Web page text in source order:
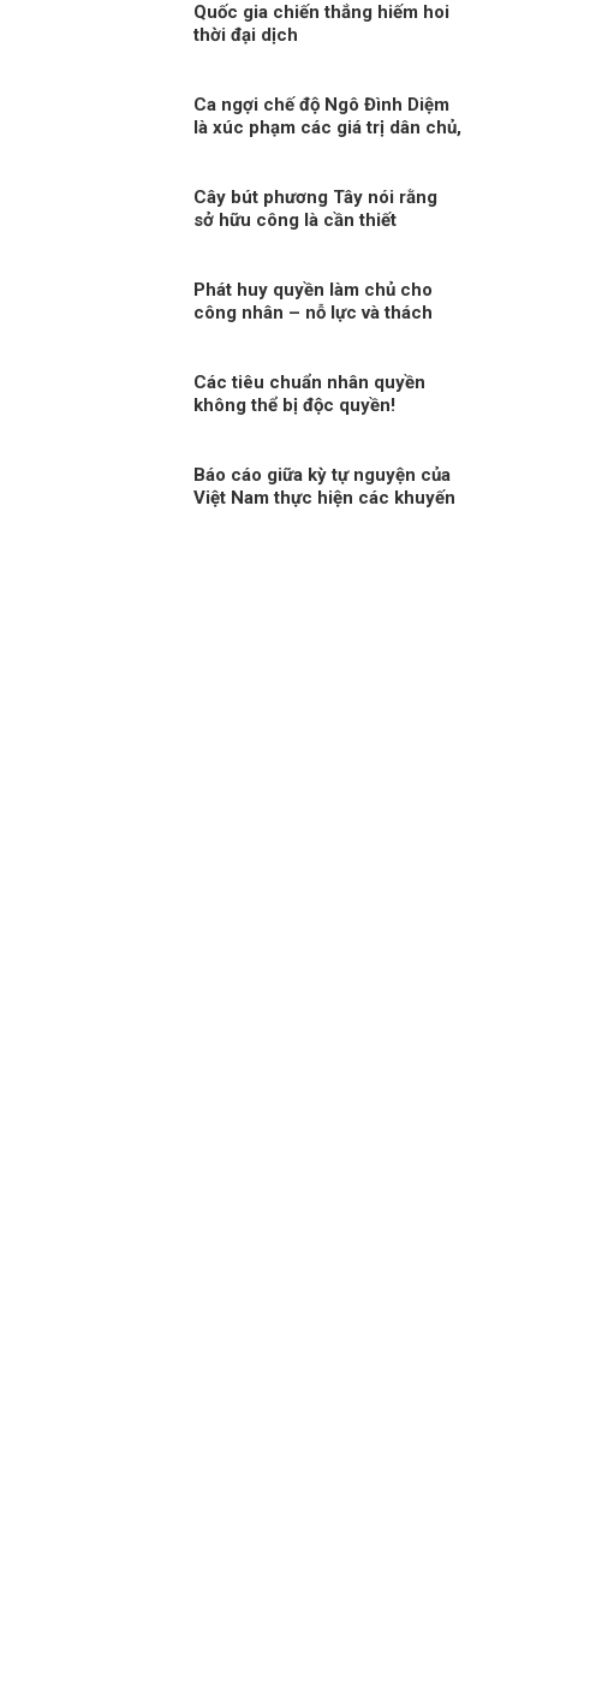
Quốc gia chiến thắng hiếm hoi
thời đại dịch
Ca ngợi chế độ Ngô Đình Diệm
là xúc phạm các giá trị dân chủ,
Cây bút phương Tây nói rằng
sở hữu công là cần thiết
Phát huy quyền làm chủ cho
công nhân – nỗ lực và thách
Các tiêu chuẩn nhân quyền
không thể bị độc quyền!
Báo cáo giữa kỳ tự nguyện của
Việt Nam thực hiện các khuyến